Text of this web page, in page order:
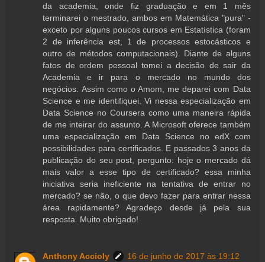
da academia, onde fiz graduação e em 1 mês
terminarei o mestrado, ambos em Matemática "pura" -
exceto por alguns poucos cursos em Estatística (foram
2 de inferência est, 1 de processos estocásticos e
outro de métodos computacionais). Diante de alguns
fatos de ordem pessoal tomei a decisão de sair da
Academia e ir para o mercado no mundo dos
negócios. Assim como o Amom, me deparei com Data
Science e me identifiquei. Vi nessa especialização em
Data Science no Coursera como uma maneira rápida
de me inteirar do assunto. A Microsoft oferece também
uma especialização em Data Science no edX com
possibilidades para certificados. E passados 3 anos da
publicação do seu post, pergunto: hoje o mercado dá
mais valor a esse tipo de certificado? essa minha
iniciativa seria ineficiente na tentativa de entrar no
mercado? se não, o que devo fazer para entrar nessa
área rapidamente? Agradeço desde já pela sua
resposta. Muito obrigado!
Anthony Accioly
16 de junho de 2017 às 19:12